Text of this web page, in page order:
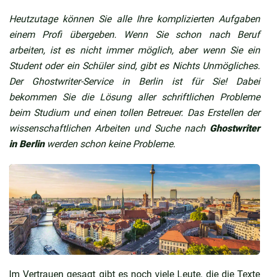
Heutzutage können Sie alle Ihre komplizierten Aufgaben
einem Profi übergeben. Wenn Sie schon nach Beruf
arbeiten, ist es nicht immer möglich, aber wenn Sie ein
Student oder ein Schüler sind, gibt es Nichts Unmögliches.
Der Ghostwriter-Service in Berlin ist für Sie! Dabei
bekommen Sie die Lösung aller schriftlichen Probleme
beim Studium und einen tollen Betreuer. Das Erstellen der
wissenschaftlichen Arbeiten und Suche nach Ghostwriter
in Berlinwerden schon keine Probleme.
Im Vertrauen gesagt gibt es noch viele Leute, die die Texte